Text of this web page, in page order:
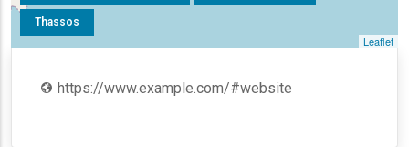
Thassos
Leaflet
https://www.example.com/#website